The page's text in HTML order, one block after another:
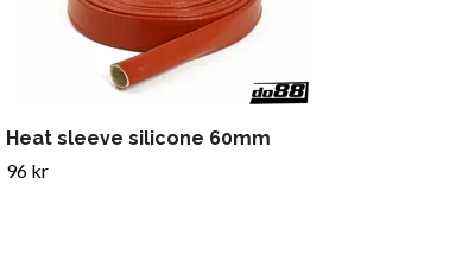
Heat sleeve silicone 60mm
96 kr